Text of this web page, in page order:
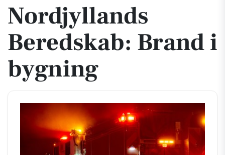
Nordjyllands
Beredskab: Brand i
bygning